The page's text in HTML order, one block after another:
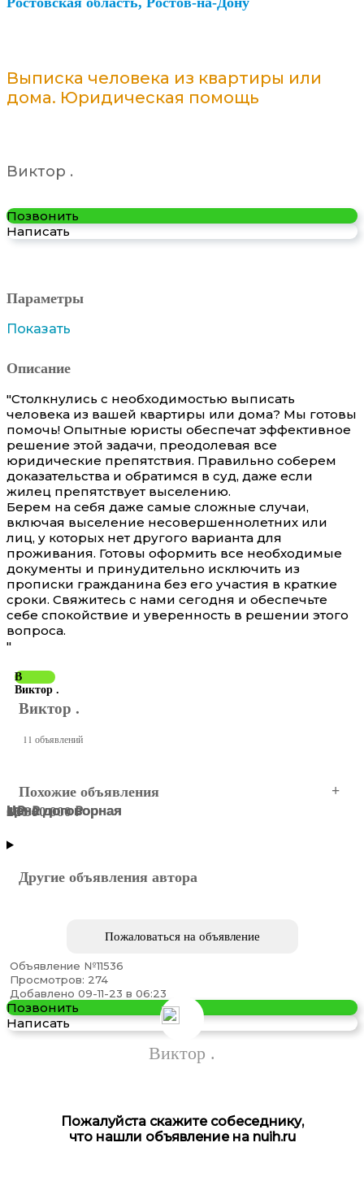
Выписка человека из квартиры или
дома. Юридическая помощь
Виктор .
Позвонить
Написать
Параметры
Показать
Описание
"Столкнулись с необходимостью выписать
человека из вашей квартиры или дома? Мы готовы
помочь! Опытные юристы обеспечат эффективное
решение этой задачи, преодолевая все
юридические препятствия. Правильно соберем
доказательства и обратимся в суд, даже если
жилец препятствует выселению.
Берем на себя даже самые сложные случаи,
включая выселение несовершеннолетних или
лиц, у которых нет другого варианта для
проживания. Готовы оформить все необходимые
документы и принудительно исключить из
прописки гражданина без его участия в краткие
сроки. Свяжитесь с нами сегодня и обеспечьте
себе спокойствие и уверенность в решении этого
вопроса.
"
В
Виктор .
Виктор .
11 объявлений
Похожие объявления
Обучение наращиванию ресниц
1 ₽
Цена договорная
Цена договорная
500 ₽
6 ₽
25 000 000 ₽
Другие объявления автора
Пожаловаться на объявление
Объявление №11536
Просмотров: 274
Добавлено 09-11-23 в 06:23
Позвонить
Написать
Виктор .
Пожалуйста скажите собеседнику,
что нашли объявление на nuih.ru